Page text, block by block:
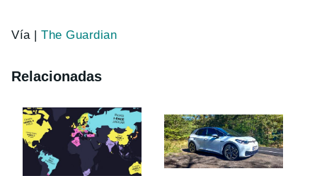
Vía |The Guardian
Relacionadas